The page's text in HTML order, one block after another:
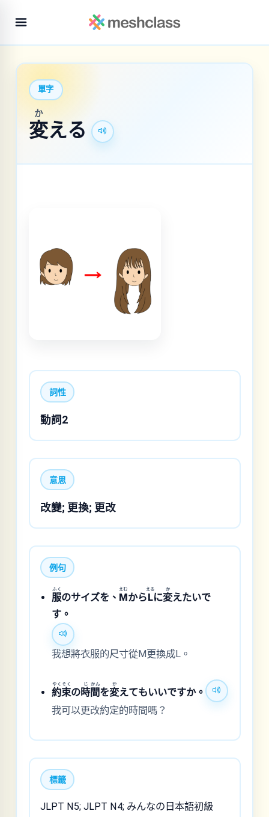
單字
変
か
える
詞性
動詞2
意思
改變; 更換; 更改
例句
服
ふく
のサイズを、 M
えむ
からL
える
に変
か
えたいで
す。
我想將衣服的尺寸從M更換成L。
約
やく
束
そく
の時
じ
間
かん
を変
か
えてもいいですか。
我可以更改約定的時間嗎？
標籤
JLPT N5; JLPT N4; みんなの日本語初級